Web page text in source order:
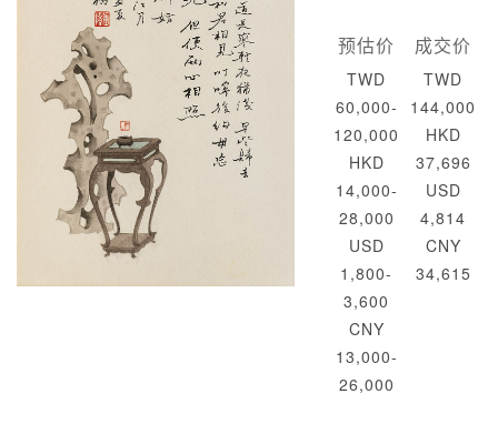
预估价
TWD
60,000-
120,000
HKD
14,000-
28,000
USD
1,800-
3,600
CNY
13,000-
26,000
成交价
TWD
144,000
HKD
37,696
USD
4,814
CNY
34,615